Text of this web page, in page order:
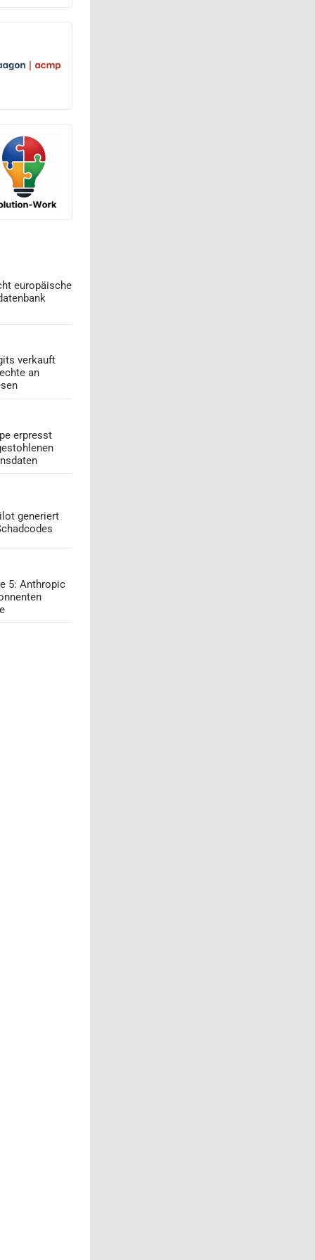
europäische
verkauft
an
erpresst
generiert
5: Anthropic